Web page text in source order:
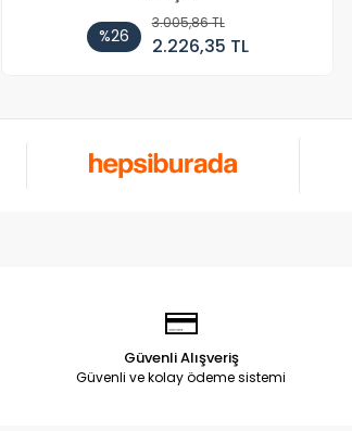
%26
3.005,86 TL
2.226,35 TL
Güvenli Alışveriş
Güvenli ve kolay ödeme sistemi